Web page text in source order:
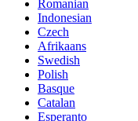
Romanian
Indonesian
Czech
Afrikaans
Swedish
Polish
Basque
Catalan
Esperanto